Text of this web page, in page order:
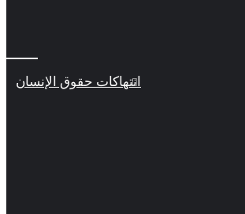
انتهاكات حقوق الإنسان